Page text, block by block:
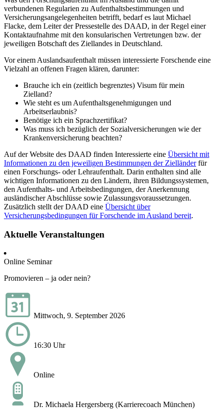
verbundenen Regularien zu Aufenthaltsbestimmungen und
Versicherungsangelegenheiten betrifft, bedarf es laut Michael
Flacke, dem Leiter der Pressestelle des DAAD, in der Regel einer
Kontaktaufnahme mit den konsularischen Vertretungen bzw. der
jeweiligen Botschaft des Ziellandes in Deutschland.
Vor einem Auslandsaufenthalt müssen interessierte Forschende eine
Vielzahl an offenen Fragen klären, darunter:
Brauche ich ein (zeitlich begrenztes) Visum für mein
Zielland?
Wie steht es um Aufenthaltsgenehmigungen und
Arbeitserlaubnis?
Benötige ich ein Sprachzertifikat?
Was muss ich bezüglich der Sozialversicherungen wie der
Krankenversicherung beachten?
Auf der Website des DAAD finden Interessierte eine Übersicht mit
Informationen zu den jeweiligen Bestimmungen der Zielländerfür
einen Forschungs- oder Lehraufenthalt. Darin enthalten sind alle
wichtigen Informationen zu den Ländern, ihren Bildungssystemen,
den Aufenthalts- und Arbeitsbedingungen, der Anerkennung
ausländischer Abschlüsse sowie Zulassungsvoraussetzungen.
Zusätzlich stellt der DAAD eine Übersicht über
Versicherungsbedingungen für Forschende im Ausland bereit.
Aktuelle Veranstaltungen
Online Seminar
Promovieren – ja oder nein?
Mittwoch, 9. September 2026
16:30 Uhr
Online
Dr. Michaela Hergersberg (Karrierecoach München)